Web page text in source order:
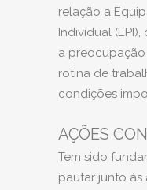
relação a
Individual
a
rotina de
condições
AÇÕES
Tem sido
pautar junto às